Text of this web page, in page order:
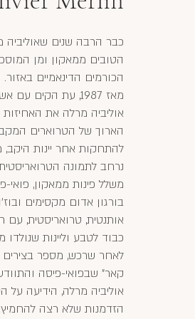
כבר הרבה שנים שאוליביה
הטובים ממאקון ומן
הכורמים הדינאמיים באזור.
מאז 1987, עת הקים
אוליביה מרלה את
הארוך של הטרוארים
להתחקות אחר יינות
נרחב לתמונה
משלל פינות ממאקון, פואי-
בורגון אדום מקסימים
אותנטית, טרואריסטית, עם
כבוד לטבע וליינות שנולדו
לאחר שרכש, מספר בצירים
קאר" שבפואי-פיסה
אוליביה מרלה, הידיעה
הזדמנות שלא רצה להחמיץ.